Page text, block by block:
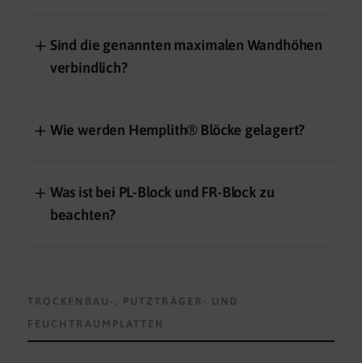
＋ Sind die genannten maximalen Wandhöhen
verbindlich?
＋ Wie werden Hemplith® Blöcke gelagert?
＋ Was ist bei PL-Block und FR-Block zu
beachten?
TROCKENBAU-, PUTZTRÄGER- UND
FEUCHTRAUMPLATTEN